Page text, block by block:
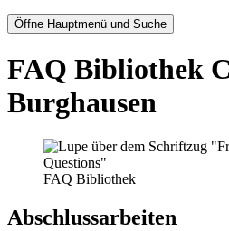
Öffne Hauptmenü und Suche
FAQ Bibliothek
Burghausen
FAQ Bibliothek
Abschlussarbeiten